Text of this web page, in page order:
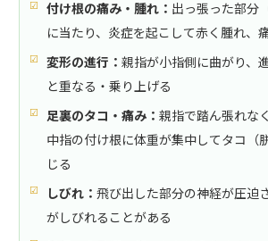
付け根の痛み・腫れ： 出っ張った部分
に当たり、炎症を起こして赤く腫れ、
変形の進行： 親指が小指側に曲がり、
と重なる・乗り上げる
足裏のタコ・痛み： 親指で踏ん張れな
中指の付け根に体重が集中してタコ（
じる
しびれ： 飛び出した部分の神経が圧迫
がしびれることがある